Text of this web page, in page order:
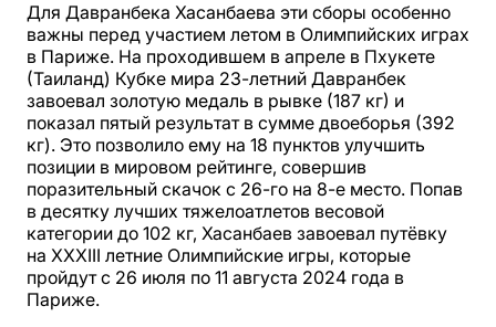
Для Давранбека Хасанбаева эти сборы особенно
важны перед участием летом в Олимпийских играх
в Париже. На проходившем в апреле в Пхукете
(Таиланд) Кубке мира 23-летний Давранбек
завоевал золотую медаль в рывке (187 кг) и
показал пятый результат в сумме двоеборья (392
кг). Это позволило ему на 18 пунктов улучшить
позиции в мировом рейтинге, совершив
поразительный скачок с 26-го на 8-е место. Попав
в десятку лучших тяжелоатлетов весовой
категории до 102 кг, Хасанбаев завоевал путёвку
на XXXIII летние Олимпийские игры, которые
пройдут с 26 июля по 11 августа 2024 года в
Париже.